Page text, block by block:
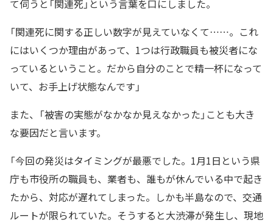
て伺うと「関連死」という言葉を口にしました。
「関連死に関する正しい数字が見えていなくて……。これ
にはいくつか理由があって、1つは行政職員も被災者にな
っているということ。だから自分のことで精一杯になって
いて、お手上げ状態なんです」
また、「被害の実態がなかなか見えなかった」ことも大き
な要因だと言います。
「今回の発災はタイミングが最悪でした。1月1日という県
庁も市役所の職員も、業者も、誰もが休んでいる中で起き
たから、対応が遅れてしまった。しかも半島なので、交通
ルートが限られていた。そうすると大渋滞が発生し、現地